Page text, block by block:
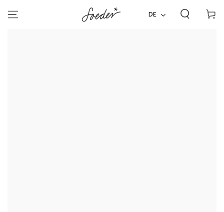
SPRINGEN
DE